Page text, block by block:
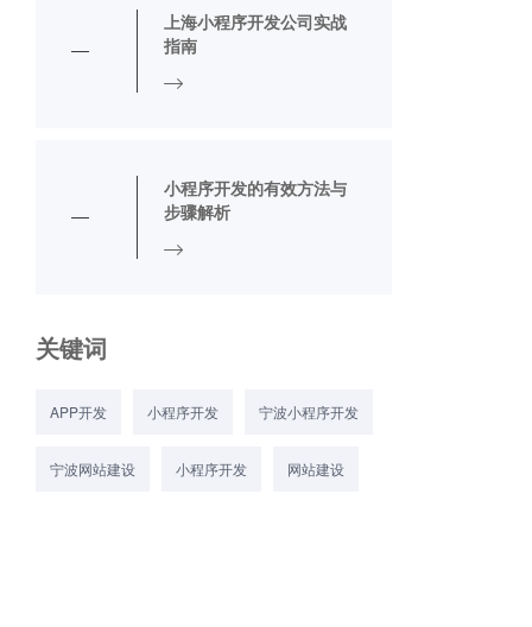
上海小程序开发公司实战
指南
小程序开发的有效方法与
步骤解析
关键词
APP开发 小程序开发 宁波小程序开发
宁波网站建设 小程序开发 网站建设